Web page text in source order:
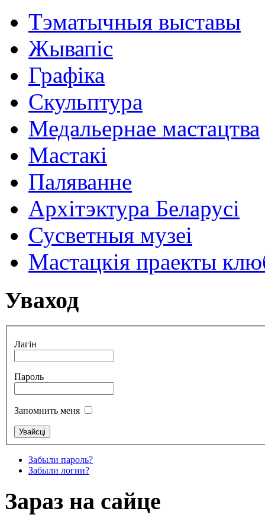
Тэматычныя выставы
Жывапіс
Графіка
Скульптура
Медальернае мастацтва
Мастакі
Паляванне
Архітэктура Беларусі
Сусветныя музеі
Мастацкія праекты
Уваход
Лагін
Пароль
Запомнить меня
Забыли пароль?
Забыли логин?
Зараз на сайце